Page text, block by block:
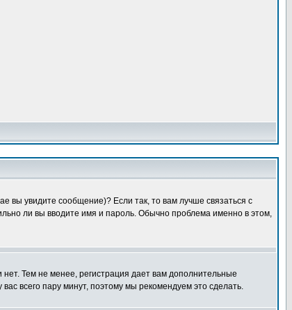
вы увидите сообщение)? Если так, то вам лучше связаться с
ли вы вводите имя и пароль. Обычно проблема именно в этом,
Тем не менее, регистрация дает вам дополнительные
всего пару минут, поэтому мы рекомендуем это сделать.